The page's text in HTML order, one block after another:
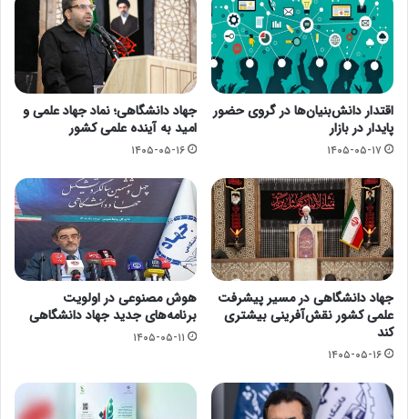
اقتدار دانش‌بنیان‌ها در گروی حضور
پایدار در بازار
۱۴۰۵-۰۵-۱۷
جهاد دانشگاهی؛ نماد جهاد علمی و
امید به آینده علمی کشور
۱۴۰۵-۰۵-۱۶
جهاد دانشگاهی در مسیر پیشرفت
علمی کشور نقش‌آفرینی بیشتری
کند
۱۴۰۵-۰۵-۱۶
هوش مصنوعی در اولویت
برنامه‌های جدید جهاد دانشگاهی
۱۴۰۵-۰۵-۱۱